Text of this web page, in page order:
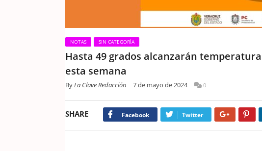
NOTAS SIN CATEGORÍA
Hasta 49 grados alcanzarán
esta semana
ByLa Clave Redacción 7 de mayo de 2024 0
SHARE Facebook Twitter Google+